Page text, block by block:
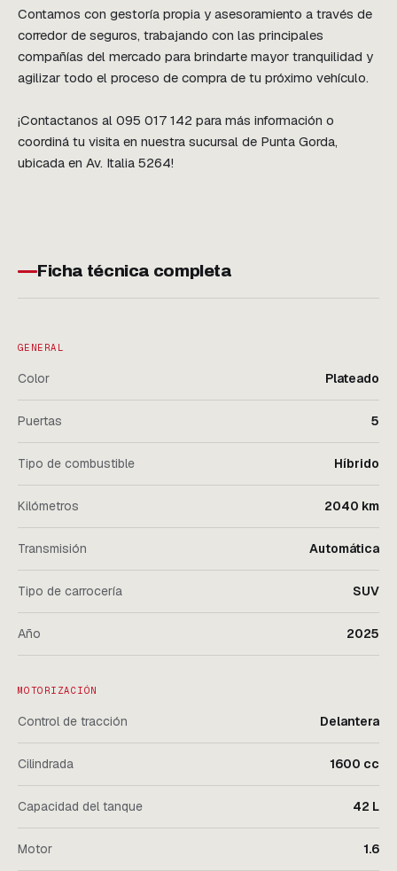
Contamos con gestoría propia y asesoramiento a través de
corredor de seguros, trabajando con las principales
compañías del mercado para brindarte mayor tranquilidad y
agilizar todo el proceso de compra de tu próximo vehículo.
¡Contactanos al 095 017 142 para más información o
coordiná tu visita en nuestra sucursal de Punta Gorda,
ubicada en Av. Italia 5264!
Ficha técnica completa
GENERAL
Color Plateado
Puertas 5
Tipo de combustible Híbrido
Kilómetros 2040 km
Transmisión Automática
Tipo de carrocería SUV
Año 2025
MOTORIZACIÓN
Control de tracción Delantera
Cilindrada 1600 cc
Capacidad del tanque 42 L
Motor 1.6